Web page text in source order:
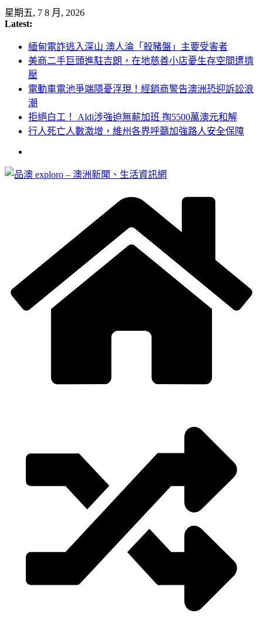
Skip
to
content
星期五, 7 8 月, 2026
Latest:
緬甸電詐逃入深山 澳人淪「殺豬盤」主要受害者
美商二手巨頭進駐吉朗，在地慈善小店憂生存空間遭擠
壓
電動車電池爭端隱憂浮現！經銷商警告澳洲恐迎訴訟浪
潮
拒絕白工！ Aldi涉強迫無薪加班 掏5500萬澳元和解
行人死亡人數激增，維州各界呼籲加強路人安全保障